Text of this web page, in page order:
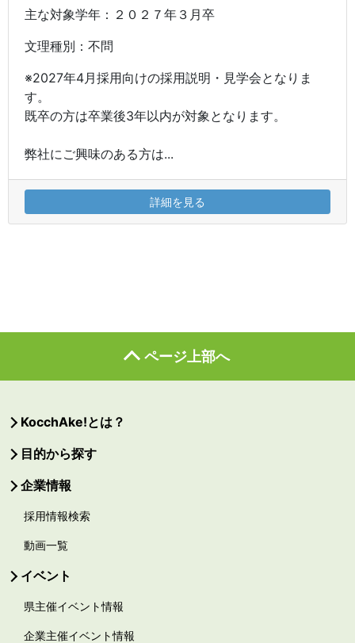
主な対象学年：２０２７年３月卒
文理種別：不問
※2027年4月採用向けの採用説明・見学会となりま
す。
既卒の方は卒業後3年以内が対象となります。
弊社にご興味のある方は...
詳細を見る
ページ上部へ
KocchAke!とは？
目的から探す
企業情報
採用情報検索
動画一覧
イベント
県主催イベント情報
企業主催イベント情報